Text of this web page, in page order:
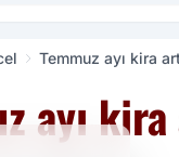
Temmuz ayı kira
ayı